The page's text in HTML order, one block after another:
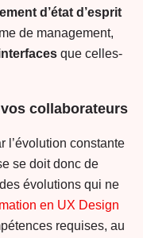
d’état d’esprit
de management,
que celles-
collaborateurs
l’évolution constante
se doit donc de
évolutions qui ne
en UX Design
requises, au